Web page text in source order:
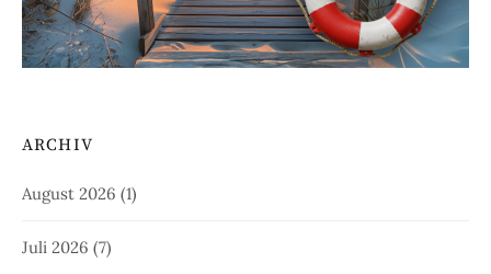
ARCHIV
August 2026 (1)
Juli 2026 (7)